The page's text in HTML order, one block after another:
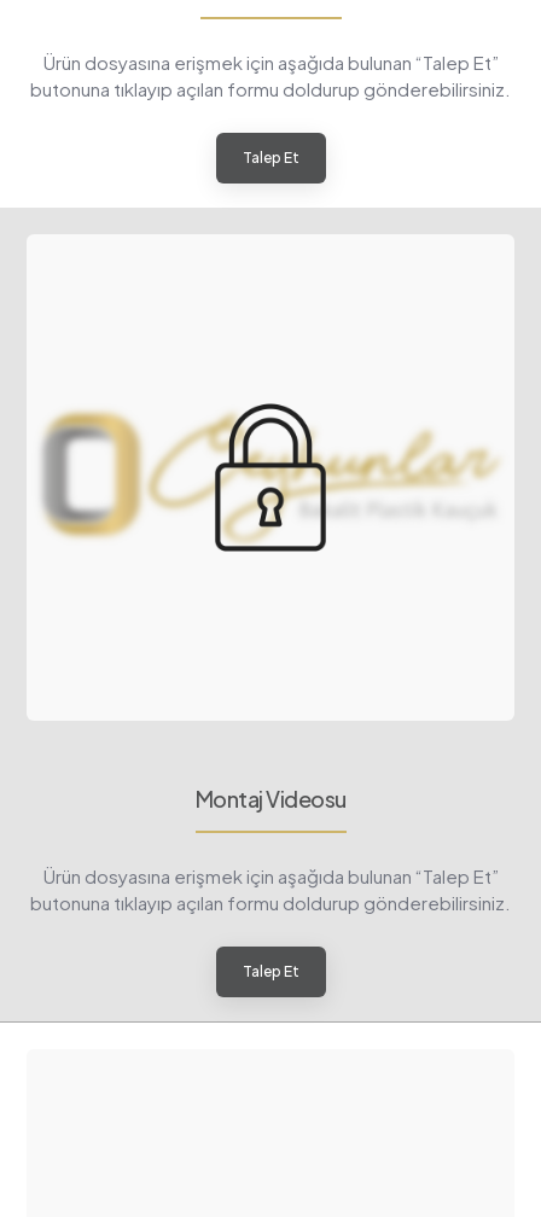
Ürün dosyasına erişmek için aşağıda bulunan “Talep Et”
butonuna tıklayıp açılan formu doldurup gönderebilirsiniz.
Talep Et
Montaj Videosu
Ürün dosyasına erişmek için aşağıda bulunan “Talep Et”
butonuna tıklayıp açılan formu doldurup gönderebilirsiniz.
Talep Et